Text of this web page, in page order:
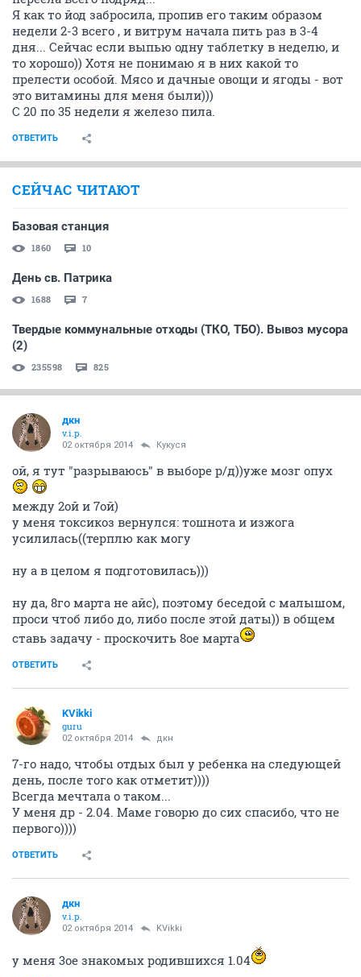
Я как то йод забросила, пропив его таким образом
недели 2-3 всего , и витрум начала пить раз в 3-4
дня... Сейчас если выпью одну таблетку в неделю, и
то хорошо)) Хотя не понимаю я в них какой то
прелести особой. Мясо и дачные овощи и ягоды - вот
это витамины для меня были)))
С 20 по 35 недели я железо пила.
ОТВЕТИТЬ
СЕЙЧАС ЧИТАЮТ
Базовая станция
1860 10
День св. Патрика
1688 7
Твердые коммунальные отходы (ТКО, ТБО). Вывоз мусора
(2)
235598 825
дкн
v.i.p.
02 октября 2014 Кукуся
ой, я тут "разрываюсь" в выборе р/д))уже мозг опух
между 2ой и 7ой)
у меня токсикоз вернулся: тошнота и изжога
усилилась((терплю как могу
ну а в целом я подготовилась)))
ну да, 8го марта не айс), поэтому беседой с малышом,
проси чтоб либо до, либо после этой даты)) в общем
ставь задачу - проскочить 8ое марта
ОТВЕТИТЬ
KVikki
guru
02 октября 2014 дкн
7-го надо, чтобы отдых был у ребенка на следующей
день, после того как отметит))))
Всегда мечтала о таком...
У меня др - 2.04. Маме говорю до сих спасибо, что не
первого))))
ОТВЕТИТЬ
дкн
v.i.p.
02 октября 2014 KVikki
у меня 3ое знакомых родившихся 1.04